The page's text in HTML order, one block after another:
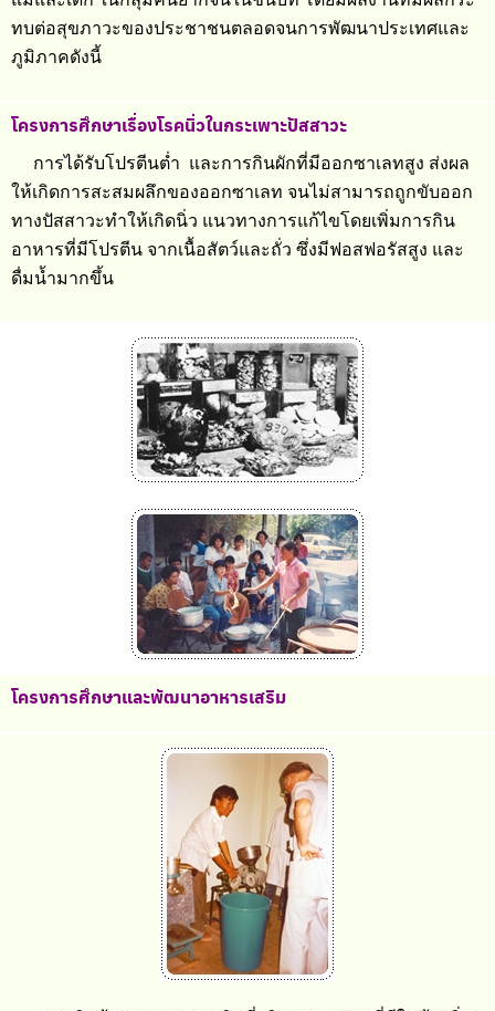
ทบต่อสุขภาวะของประชาชนตลอดจนการพัฒนาประเทศและ
ภูมิภาคดังนี้
โครงการศึกษาเรื่องโรคนิ่วในกระเพาะปัสสาวะ
การได้รับโปรตีนต่ำ และการกินผักที่มีออกซาเลทสูง ส่งผล
ให้เกิดการสะสมผลึกของออกซาเลท จนไม่สามารถถูกขับออก
ทางปัสสาวะทำให้เกิดนิ่ว แนวทางการแก้ไขโดยเพิ่มการกิน
อาหารที่มีโปรตีน จากเนื้อสัตว์และถั่ว ซึ่งมีฟอสฟอรัสสูง และ
ดื่มน้ำมากขึ้น
โครงการศึกษาและพัฒนาอาหารเสริม